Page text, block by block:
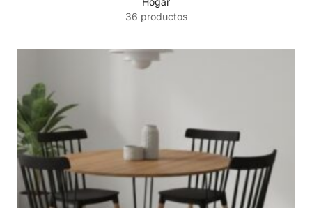
36 productos